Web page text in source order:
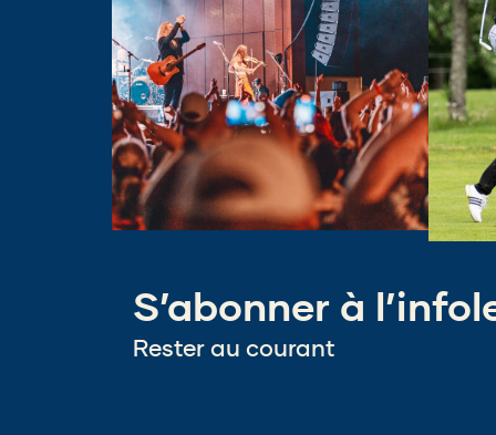
new
window)
new
S’abonner à
Rester au courant